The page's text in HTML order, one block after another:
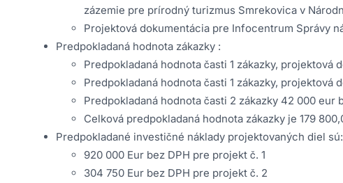
zázemie pre prírodný turizmus Smrekovica v
Projektová dokumentácia pre Infocentrum Správy
Predpokladaná hodnota zákazky :
Predpokladaná hodnota časti 1 zákazky, projektová
Predpokladaná hodnota časti 1 zákazky, projektová
Predpokladaná hodnota časti 2 zákazky 42 000 eur
Celková predpokladaná hodnota zákazky je 179
Predpokladané investičné náklady projektovaných diel sú:
920 000 Eur bez DPH pre projekt č. 1
304 750 Eur bez DPH pre projekt č. 2